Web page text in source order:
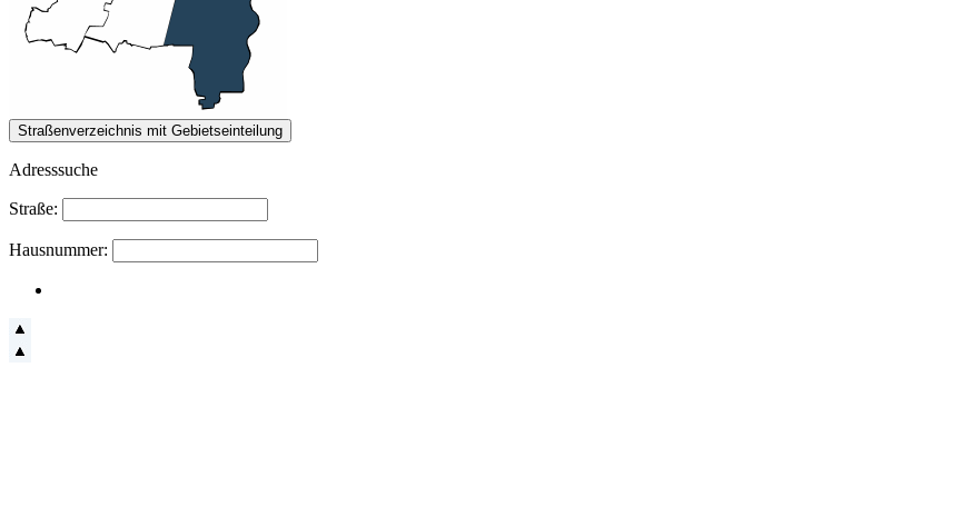
Adresssuche
Straße:
Hausnummer: